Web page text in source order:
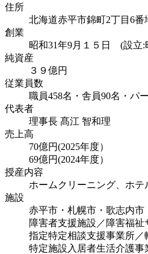
住所
北海道赤平市錦町2丁目6番
創業
昭和31年9月１５日 (設立:
純資産
３９億円
従業員数
職員458名・舎員90名・パ
代表者
理事長 髙江 智和理
売上高
70億円(2025年度）
69億円(2024年度）
授産内容
ホームクリーニング、ホ
施設
赤平市・札幌市・歌志内市
障害者支援施設／障害福祉
指定特定相談支援事業所／
特定施設入居者生活介護